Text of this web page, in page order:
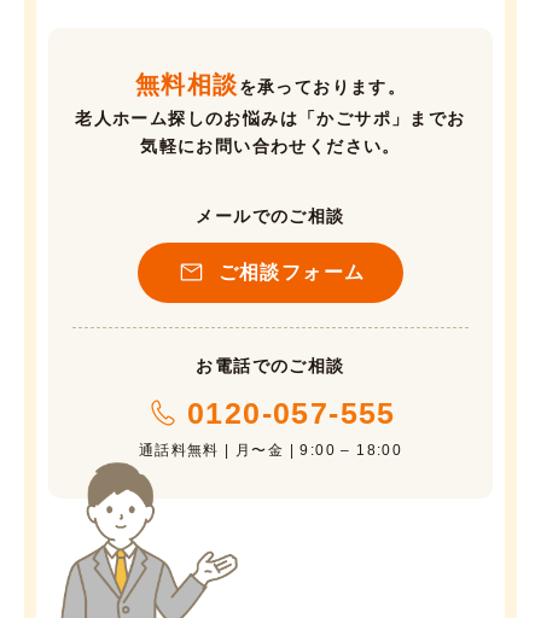
無料相談を承っております。
老人ホーム探しのお悩みは「かごサポ」までお
気軽にお問い合わせください。
メールでのご相談
ご相談フォーム
お電話でのご相談
0120-057-555
通話料無料 | 月〜金 | 9:00 – 18:00